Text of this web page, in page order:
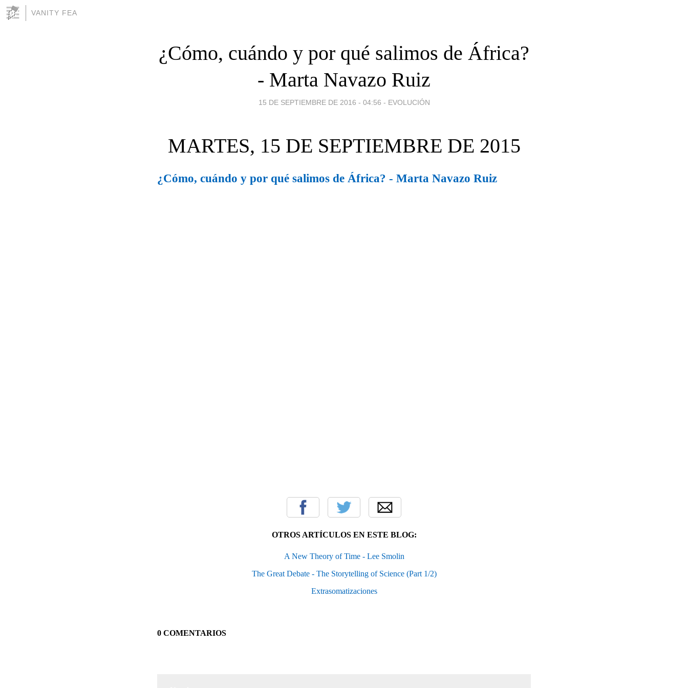
VANITY FEA
¿Cómo, cuándo y por qué salimos de África?
- Marta Navazo Ruiz
15 DE SEPTIEMBRE DE 2016 - 04:56 - EVOLUCIÓN
MARTES, 15 DE SEPTIEMBRE DE 2015
¿Cómo, cuándo y por qué salimos de África? - Marta Navazo Ruiz
OTROS ARTÍCULOS EN ESTE BLOG:
A New Theory of Time - Lee Smolin
The Great Debate - The Storytelling of Science (Part 1/2)
Extrasomatizaciones
0 COMENTARIOS